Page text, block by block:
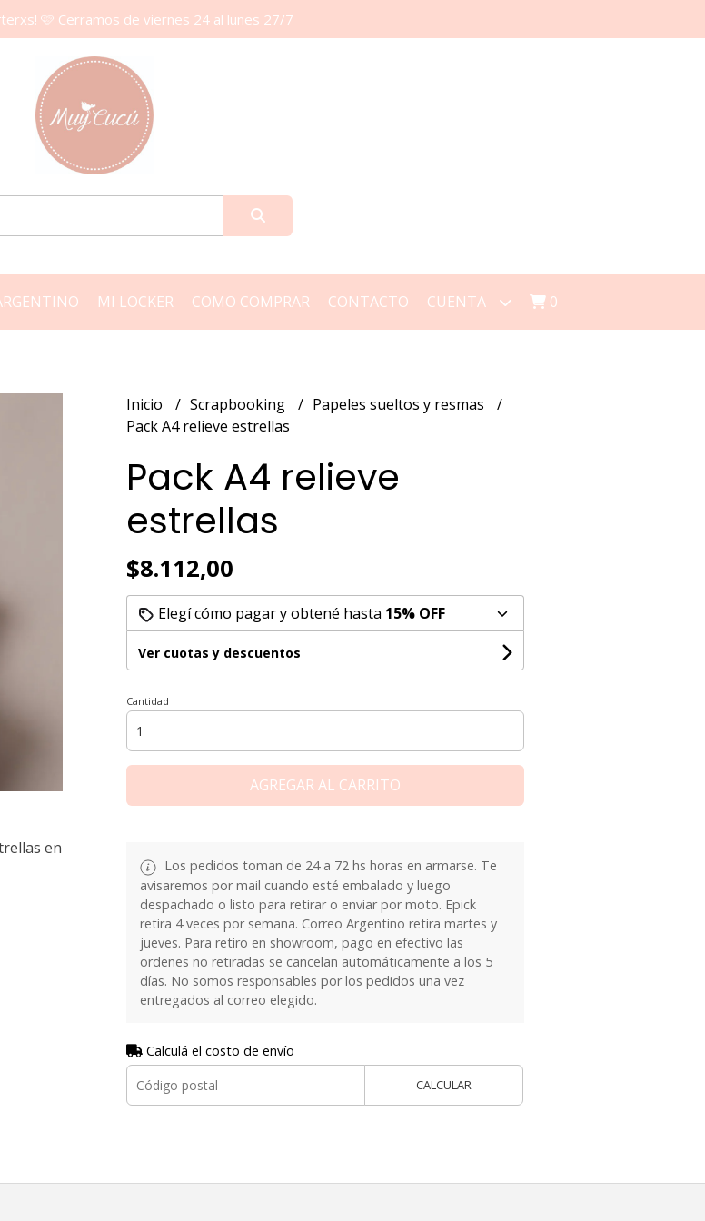
🩷 Cerramos de viernes 24 al lunes 27/7
MI LOCKER COMO COMPRAR CONTACTO CUENTA 0
en
Inicio Scrapbooking
Papeles sueltos y resmas
Pack A4 relieve estrellas
Pack A4 relieve
estrellas
$8.112,00
Elegí cómo pagar y obtené hasta 15% OFF
Ver cuotas y descuentos
Cantidad
AGREGAR AL CARRITO
Los pedidos toman de 24 a 72 hs horas en armarse. Te
avisaremos por mail cuando esté embalado y luego
despachado o listo para retirar o enviar por moto. Epick
retira 4 veces por semana. Correo Argentino retira martes y
jueves. Para retiro en showroom, pago en efectivo las
ordenes no retiradas se cancelan automáticamente a los 5
días. No somos responsables por los pedidos una vez
entregados al correo elegido.
Calculá el costo de envío
CALCULAR